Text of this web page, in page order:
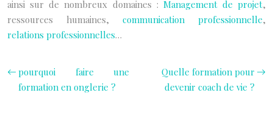
ainsi sur de nombreux domaines : Management de projet,
ressources humaines, communication professionnelle,
relations professionnelles…
pourquoi faire une
formation en onglerie ?
Quelle formation pour
devenir coach de vie ?